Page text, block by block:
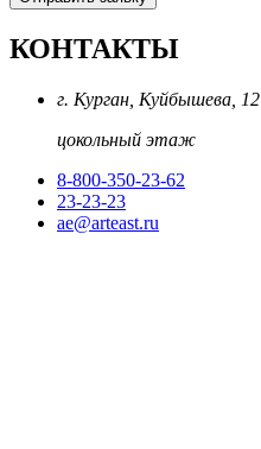
КОНТАКТЫ
г. Курган, Куйбышева, 12
цокольный этаж
8-800-350-23-62
23-23-23
ae@arteast.ru